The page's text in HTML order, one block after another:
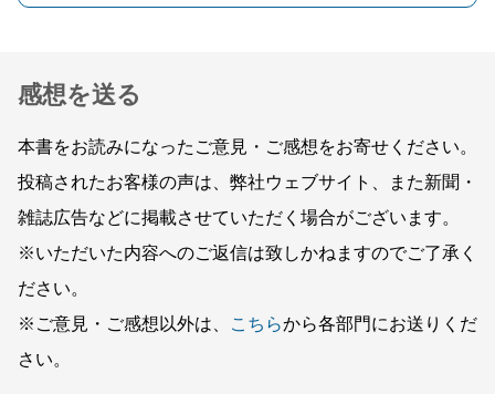
感想を送る
本書をお読みになったご意見・ご感想をお寄せください。
投稿されたお客様の声は、弊社ウェブサイト、また新聞・
雑誌広告などに掲載させていただく場合がございます。
※いただいた内容へのご返信は致しかねますのでご了承く
ださい。
※ご意見・ご感想以外は、
こちらから各部門にお送りくだ
さい。